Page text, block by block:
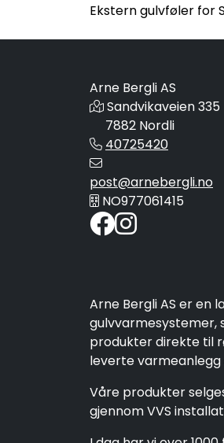
Ekstern gulvføler for
Arne Bergli AS
Sandvikaveien 335
7882 Nordli
40725420
post@arnebergli.no
NO977061415
Arne Bergli AS er
gulvvarmesystemer,
produkter direkte til
leverte varmeanlegg
Våre produkter
gjennom VVS